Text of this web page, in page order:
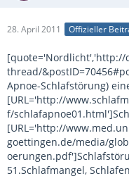
28. April 2011 Offizieller
thread/
Apnoe-Schlafstörung)
[URL='http://
f/
[URL='http://
goettingen.de/media/
51.Schlafmangel,